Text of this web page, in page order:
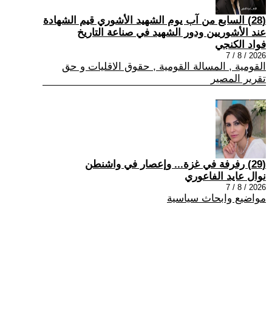
(28) السابع من آب يوم الشهيد الأشوري قيم الشهادة
عند الأشوريين ودور الشهيد في صناعة التاريخ
فواد الكنجي
2026 / 8 / 7
القومية , المسالة القومية , حقوق الاقليات و حق
تقرير المصير
(29) رفرفة في غزة... وإعصار في واشنطن
نوال عايد الفاعوري
2026 / 8 / 7
مواضيع وابحاث سياسية